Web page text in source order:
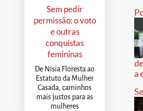
Sem pedir
permissão: o voto
e outras
conquistas
femininas
De Nísia Floresta ao
Estatuto da Mulher
Casada, caminhos
mais justos para as
mulheres
a